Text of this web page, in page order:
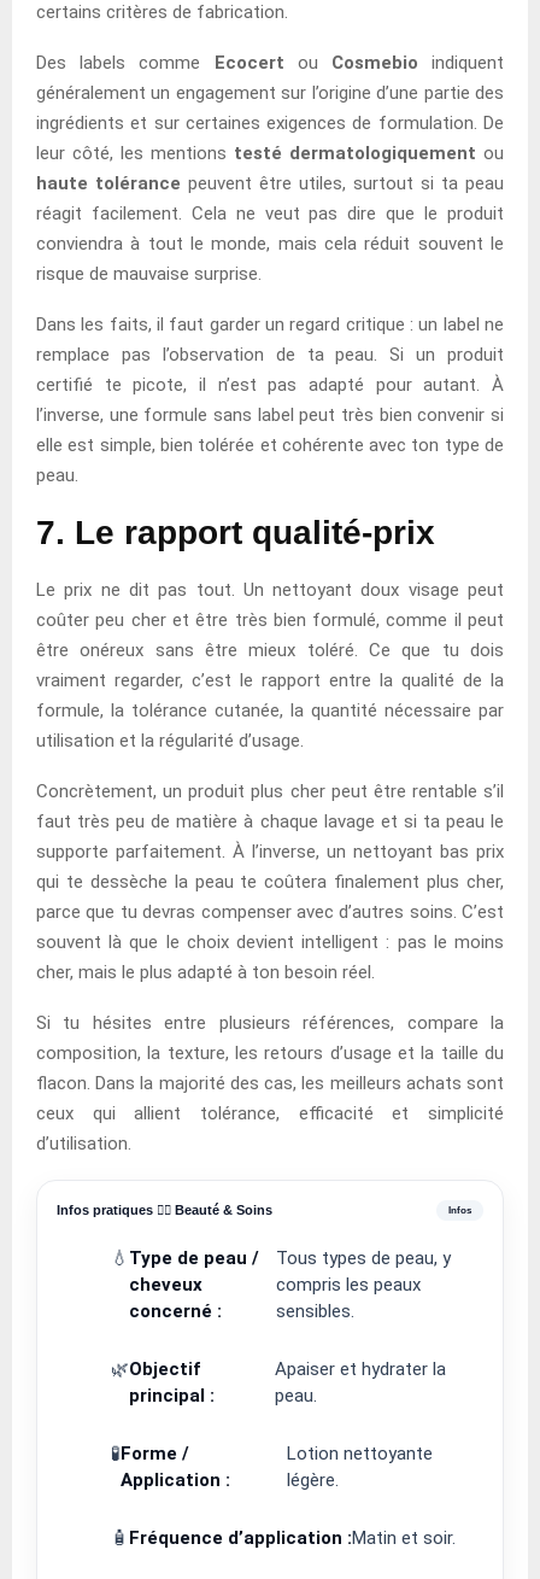
certains critères de fabrication.
Des labels comme Ecocert ou Cosmebio indiquent
généralement un engagement sur l’origine d’une partie des
ingrédients et sur certaines exigences de formulation. De
leur côté, les mentions testé dermatologiquement ou
haute tolérance peuvent être utiles, surtout si ta peau
réagit facilement. Cela ne veut pas dire que le produit
conviendra à tout le monde, mais cela réduit souvent le
risque de mauvaise surprise.
Dans les faits, il faut garder un regard critique : un label ne
remplace pas l’observation de ta peau. Si un produit
certifié te picote, il n’est pas adapté pour autant. À
l’inverse, une formule sans label peut très bien convenir si
elle est simple, bien tolérée et cohérente avec ton type de
peau.
7. Le rapport qualité-prix
Le prix ne dit pas tout. Un nettoyant doux visage peut
coûter peu cher et être très bien formulé, comme il peut
être onéreux sans être mieux toléré. Ce que tu dois
vraiment regarder, c’est le rapport entre la qualité de la
formule, la tolérance cutanée, la quantité nécessaire par
utilisation et la régularité d’usage.
Concrètement, un produit plus cher peut être rentable s’il
faut très peu de matière à chaque lavage et si ta peau le
supporte parfaitement. À l’inverse, un nettoyant bas prix
qui te dessèche la peau te coûtera finalement plus cher,
parce que tu devras compenser avec d’autres soins. C’est
souvent là que le choix devient intelligent : pas le moins
cher, mais le plus adapté à ton besoin réel.
Si tu hésites entre plusieurs références, compare la
composition, la texture, les retours d’usage et la taille du
flacon. Dans la majorité des cas, les meilleurs achats sont
ceux qui allient tolérance, efficacité et simplicité
d’utilisation.
Infos pratiques 💆‍♀️ Beauté & Soins
💧 Type de peau /
cheveux
concerné :
Tous types de peau, y
compris les peaux
sensibles.
🌿Objectif
principal :
Apaiser et hydrater la
peau.
🧪Forme /
Application :
Lotion nettoyante
légère.
🧴 Fréquence d’application :Matin et soir.